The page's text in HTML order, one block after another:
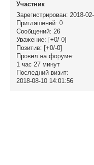
Участник
Зарегистрирован: 2018-
Приглашений: 0
Сообщений: 26
Уважение: [+0/-0]
Позитив: [+0/-0]
Провел на форуме:
1 час 27 минут
Последний визит:
2018-08-10 14:01:56